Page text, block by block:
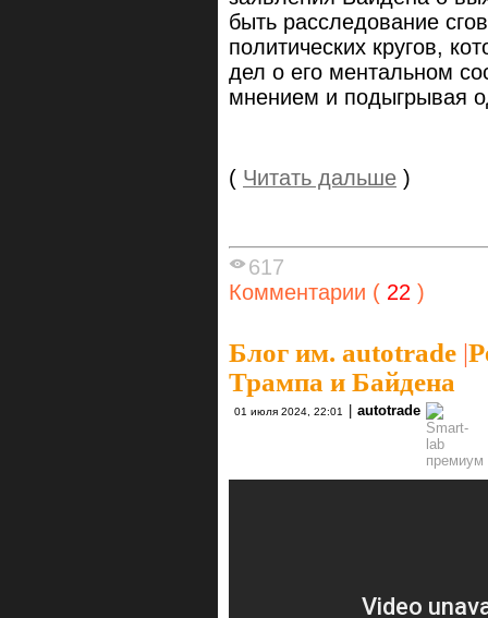
быть расследование
политических кругов,
дел о его ментальном
мнением и подыгрывая
( Читать дальше )
617
Комментарии ( 22 )
Блог им. autotrade |
Трампа и Байдена
01 июля 2024, 22:01 autotrade